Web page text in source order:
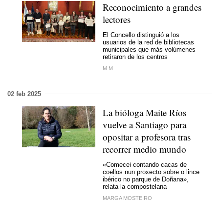
Reconocimiento a grandes
lectores
El Concello distinguió a los
usuarios de la red de bibliotecas
municipales que más volúmenes
retiraron de los centros
M.M.
02 feb 2025
La bióloga Maite Ríos
vuelve a Santiago para
opositar a profesora tras
recorrer medio mundo
«Comecei contando cacas de
coellos nun proxecto sobre o lince
ibérico no parque de Doñana»,
relata la compostelana
MARGA MOSTEIRO